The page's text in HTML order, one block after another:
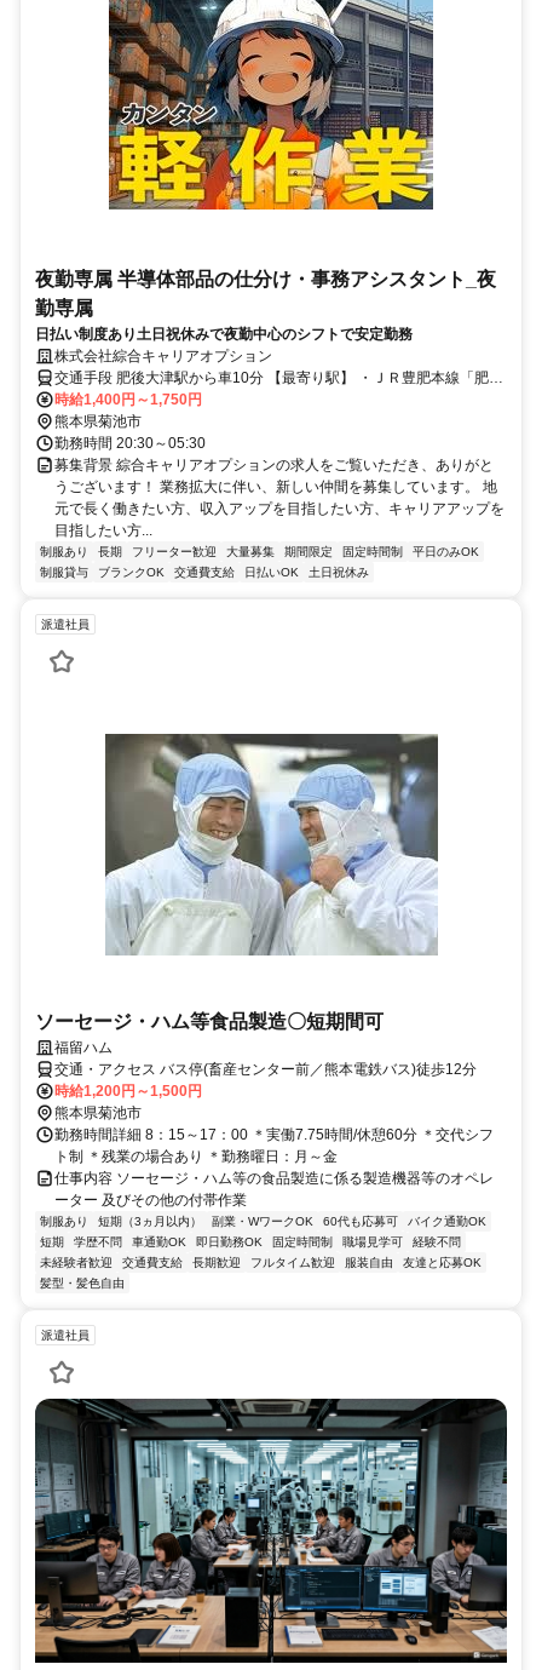
夜勤専属 半導体部品の仕分け・事務アシスタント_夜
勤専属
日払い制度あり土日祝休みで夜勤中心のシフトで安定勤務
株式会社綜合キャリアオプション
交通手段 肥後大津駅から車10分 【最寄り駅】 ・ＪＲ豊肥本線「肥後
大津駅」
時給1,400円～1,750円
熊本県菊池市
勤務時間 20:30～05:30
募集背景 綜合キャリアオプションの求人をご覧いただき、ありがと
うございます！ 業務拡大に伴い、新しい仲間を募集しています。 地
元で長く働きたい方、収入アップを目指したい方、キャリアアップを
目指したい方...
制服あり 長期 フリーター歓迎 大量募集 期間限定 固定時間制
平日のみOK
制服貸与
ブランクOK 交通費支給 日払いOK 土日祝休み
派遣社員
ソーセージ・ハム等食品製造〇短期間可
福留ハム
交通・アクセス バス停(畜産センター前／熊本電鉄バス)徒歩12分
時給1,200円～1,500円
熊本県菊池市
勤務時間詳細 8：15～17：00 ＊実働7.75時間/休憩60分 ＊交代シフ
ト制 ＊残業の場合あり ＊勤務曜日：月～金
仕事内容 ソーセージ・ハム等の食品製造に係る製造機器等のオペレ
ーター 及びその他の付帯作業
制服あり 短期（3ヵ月以内） 副業・WワークOK 60代も応募可
バイク通勤OK
短期
学歴不問 車通勤OK 即日勤務OK 固定時間制 職場見学可
経験不問
未経験者歓迎
交通費支給 長期歓迎 フルタイム歓迎 服装自由
友達と応募OK
髪型・髪色自由
派遣社員